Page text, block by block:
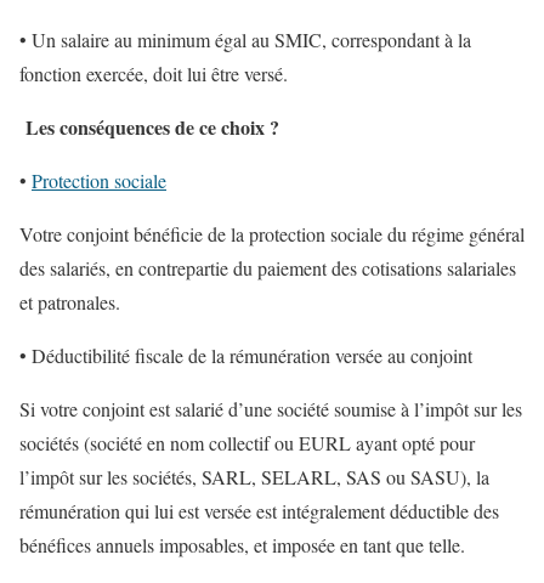
• Un salaire au minimum égal au SMIC, correspondant à la
fonction exercée, doit lui être versé.
Les conséquences de ce choix ?
• Protection sociale
Votre conjoint bénéficie de la protection sociale du régime général
des salariés, en contrepartie du paiement des cotisations salariales
et patronales.
• Déductibilité fiscale de la rémunération versée au conjoint
Si votre conjoint est salarié d’une société soumise à l’impôt sur les
sociétés (société en nom collectif ou EURL ayant opté pour
l’impôt sur les sociétés, SARL, SELARL, SAS ou SASU), la
rémunération qui lui est versée est intégralement déductible des
bénéfices annuels imposables, et imposée en tant que telle.